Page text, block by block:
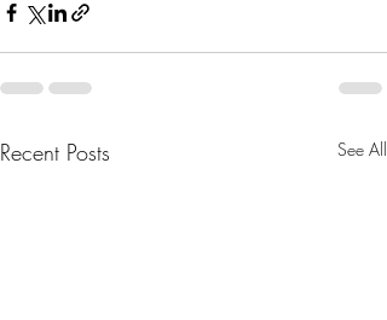
Recent Posts See All